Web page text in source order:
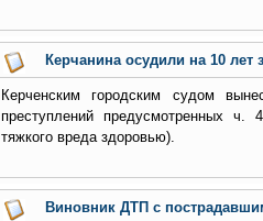
Керчанина осудили на 10 лет
Керченским городским судом
преступлений предусмотренных
тяжкого вреда здоровью).
Виновник ДТП с